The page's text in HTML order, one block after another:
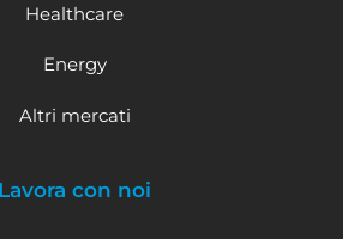
Healthcare
Energy
Altri mercati
Lavora con noi